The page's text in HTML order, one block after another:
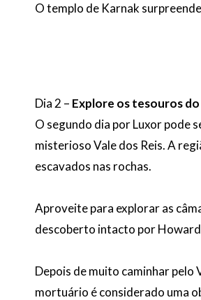
O templo de Karnak
Dia 2 – Explore os tesouros
O segundo dia por Luxor pode
misterioso Vale dos Reis. A
escavados nas rochas.
Aproveite para explorar as
descoberto intacto por
Depois de muito caminhar pelo
mortuário é considerado uma